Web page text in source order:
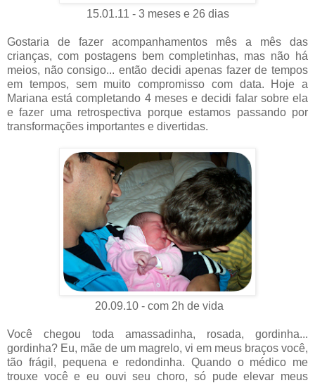
15.01.11 - 3 meses e 26 dias
Gostaria de fazer acompanhamentos mês a mês das
crianças, com postagens bem completinhas, mas não há
meios, não consigo... então decidi apenas fazer de tempos
em tempos, sem muito compromisso com data. Hoje a
Mariana está completando 4 meses e decidi falar sobre ela
e fazer uma retrospectiva porque estamos passando por
transformações importantes e divertidas.
20.09.10 - com 2h de vida
Você chegou toda amassadinha, rosada, gordinha...
gordinha? Eu, mãe de um magrelo, vi em meus braços você,
tão frágil, pequena e redondinha. Quando o médico me
trouxe você e eu ouvi seu choro, só pude elevar meus